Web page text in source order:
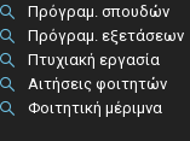
Πρόγραμ. σπουδών
Πρόγραμ. εξετάσεων
Πτυχιακή εργασία
Αιτήσεις φοιτητών
Φοιτητική μέριμνα